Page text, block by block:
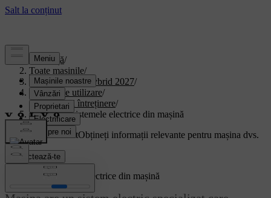
Asistență/
Toate mașinile/
XC90 Plug-in Hybrid 2027/
Manual de utilizare/
Îngrijire și întreținere/
Bateriile și sistemele electrice din mașină
Suport personalizatObțineți informații relevante pentru mașina dvs.
Conectează-te
Bateriile și sistemele electrice din mașină